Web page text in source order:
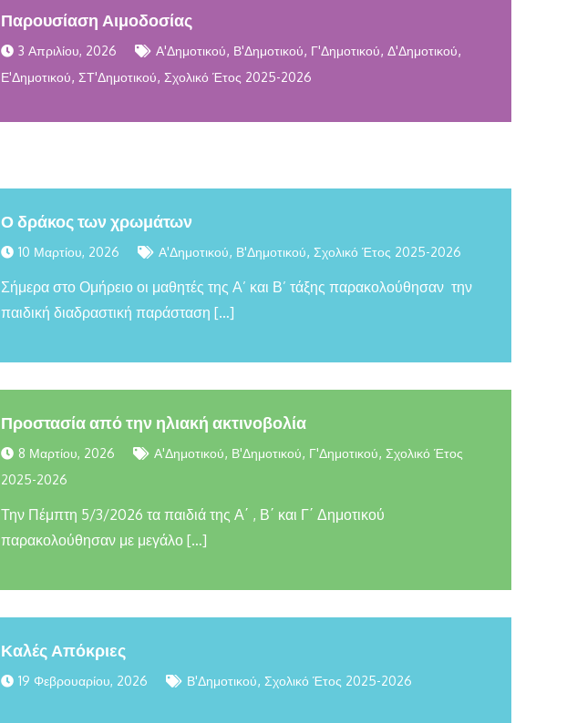
Παρουσίαση Αιμοδοσίας
3 Απριλίου, 2026 Α'Δημοτικού, Β'Δημοτικού, Γ'Δημοτικού, Δ'Δημοτικού,
Ε'Δημοτικού, ΣΤ'Δημοτικού, Σχολικό Έτος 2025-2026
Ο δράκος των χρωμάτων
10 Μαρτίου, 2026 Α'Δημοτικού, Β'Δημοτικού, Σχολικό Έτος 2025-2026
Σήμερα στο Ομήρειο οι μαθητές της Α’ και Β’ τάξης παρακολούθησαν την
παιδική διαδραστική παράσταση […]
Προστασία από την ηλιακή ακτινοβολία
8 Μαρτίου, 2026 Α'Δημοτικού, Β'Δημοτικού, Γ'Δημοτικού, Σχολικό Έτος
2025-2026
Την Πέμπτη 5/3/2026 τα παιδιά της Α΄ , Β΄ και Γ΄ Δημοτικού
παρακολούθησαν με μεγάλο […]
Καλές Απόκριες
19 Φεβρουαρίου, 2026 Β'Δημοτικού, Σχολικό Έτος 2025-2026